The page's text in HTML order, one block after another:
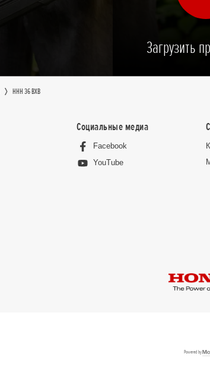
Загрузить
HHH 36 BXB
Социальные медиа
Facebook
YouTube
Powered by